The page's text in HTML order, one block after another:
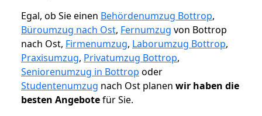
Egal, ob Sie einen Behördenumzug Bottrop,
Büroumzug nach Ost, Fernumzug von Bottrop
nach Ost, Firmenumzug, Laborumzug Bottrop,
Praxisumzug, Privatumzug Bottrop,
Seniorenumzug in Bottrop oder
Studentenumzug nach Ost planen wir haben die
besten Angebotefür Sie.